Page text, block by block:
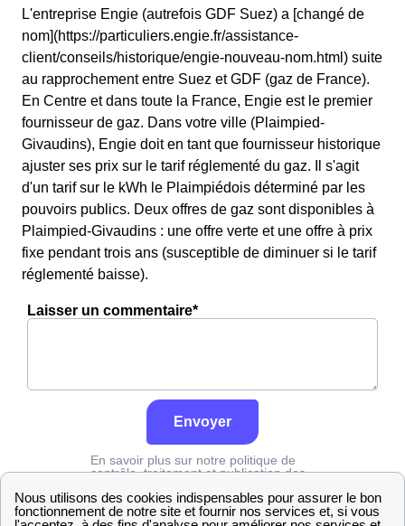
L'entreprise Engie (autrefois GDF Suez) a [changé de
nom](https://particuliers.engie.fr/assistance-
client/conseils/historique/engie-nouveau-nom.html) suite
au rapprochement entre Suez et GDF (gaz de France).
En Centre et dans toute la France, Engie est le premier
fournisseur de gaz. Dans votre ville (Plaimpied-
Givaudins), Engie doit en tant que fournisseur historique
ajuster ses prix sur le tarif réglementé du gaz. Il s'agit
d'un tarif sur le kWh le Plaimpiédois déterminé par les
pouvoirs publics. Deux offres de gaz sont disponibles à
Plaimpied-Givaudins : une offre verte et une offre à prix
fixe pendant trois ans (susceptible de diminuer si le tarif
réglementé baisse).
Laisser un commentaire*
Envoyer
En savoir plus sur notre politique de
contrôle, traitement et publication des